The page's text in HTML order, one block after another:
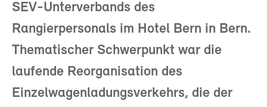
SEV-Unterverbands des
Rangierpersonals im Hotel Bern in Bern.
Thematischer Schwerpunkt war die
laufende Reorganisation des
Einzelwagenladungsverkehrs, die der